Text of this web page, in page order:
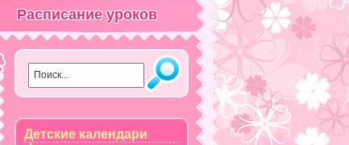
Расписание уроков
Детские календари